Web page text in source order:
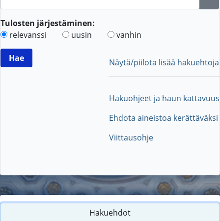
Tulosten järjestäminen:
relevanssi
uusin vanhin
Näytä/piilota lisää hakuehtoja
Hakuohjeet ja haun kattavuus
Ehdota aineistoa kerättäväksi
Viittausohje
Hakuehdot